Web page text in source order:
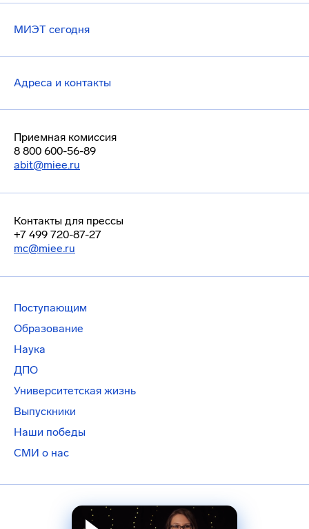
МИЭТ сегодня
Адреса и контакты
Приемная комиссия
8 800 600-56-89
abit@miee.ru
Контакты для прессы
+7 499 720-87-27
mc@miee.ru
Поступающим
Образование
Наука
ДПО
Университетская жизнь
Выпускники
Наши победы
СМИ о нас